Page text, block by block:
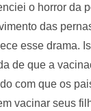
o horror da
das
esse drama.
de que a
com que os
vacinar seus